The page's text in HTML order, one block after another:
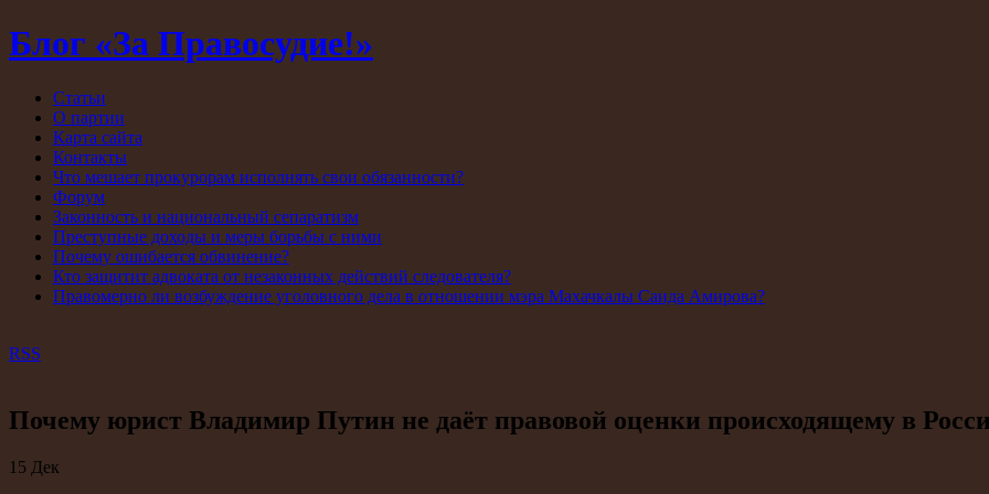
Блог «За Правосудие!»
Статьи
О партии
Карта сайта
Контакты
Что мешает прокурорам исполнять свои обязанности?
Форум
Законность и национальный сепаратизм
Преступные доходы и меры борьбы с ними
Почему ошибается обвинение?
Кто защитит адвоката от незаконных действий следователя?
Правомерно ли возбуждение уголовного дела в отношении мэра Махачкалы Саида Амирова?
RSS
Почему юрист Владимир Путин не даёт правовой оценки происходящему в
15 Дек